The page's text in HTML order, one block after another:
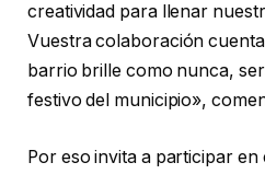
creatividad para llenar
Vuestra colaboración
barrio brille como nunca,
festivo del municipio»,
Por eso invita a participar